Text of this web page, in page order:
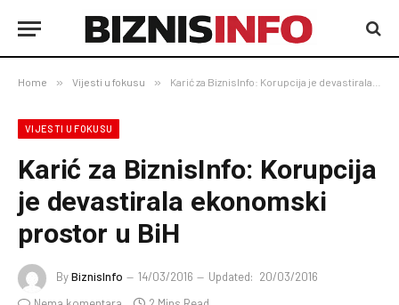
Home » Vijesti u fokusu » Karić za BiznisInfo: Korupcija je devastirala ekonomski prostor u BiH
VIJESTI U FOKUSU
Karić za BiznisInfo: Korupcija
je devastirala ekonomski
prostor u BiH
ByBiznisInfo 14/03/2016 Updated: 20/03/2016